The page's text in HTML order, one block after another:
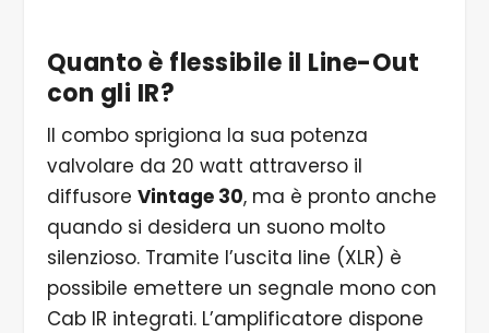
Quanto è flessibile il Line-Out
con gli IR?
Il combo sprigiona la sua potenza
valvolare da 20 watt attraverso il
diffusore Vintage 30, ma è pronto anche
quando si desidera un suono molto
silenzioso. Tramite l’uscita line (XLR) è
possibile emettere un segnale mono con
Cab IR integrati. L’amplificatore dispone